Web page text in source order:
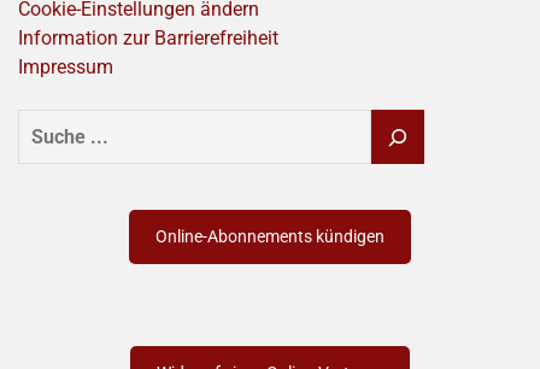
Cookie-Einstellungen ändern
Information zur Barrierefreiheit
Impressum
SUCHEN
Online-Abonnements kündigen